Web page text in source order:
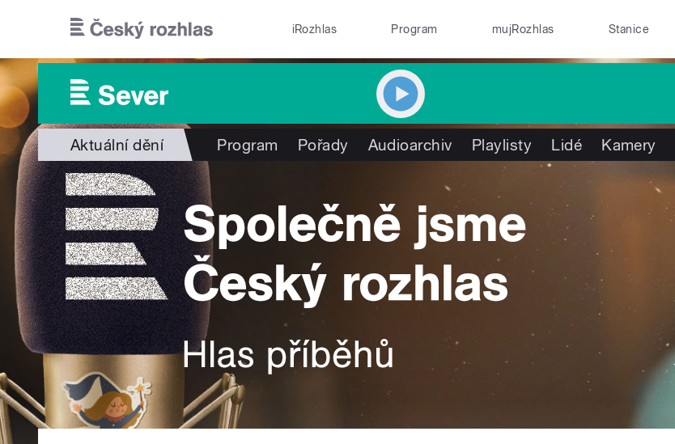
iRozhlas Program mujRozhlas Stanice
Aktuální dění Program Pořady Audioarchiv Playlisty Lidé Kamery